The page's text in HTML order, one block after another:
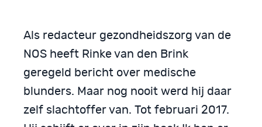
Als redacteur gezondheidszorg van de
NOS heeft Rinke van den Brink
geregeld bericht over medische
blunders. Maar nog nooit werd hij daar
zelf slachtoffer van. Tot februari 2017.